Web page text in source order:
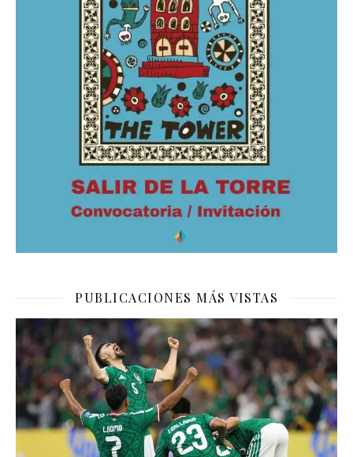
PUBLICACIONES MÁS VISTAS